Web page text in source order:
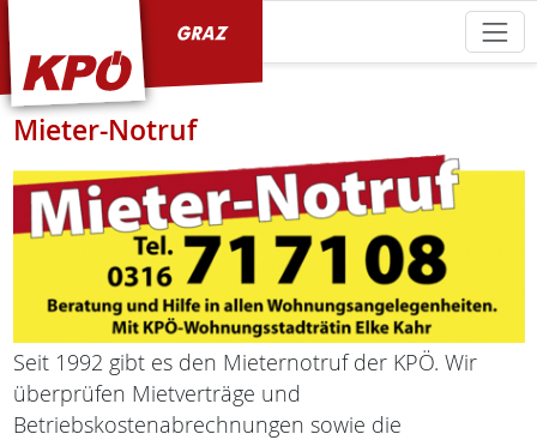
Mieter-Notruf
Seit 1992 gibt es den Mieternotruf der KPÖ. Wir
überprüfen Mietverträge und
Betriebskostenabrechnungen sowie die